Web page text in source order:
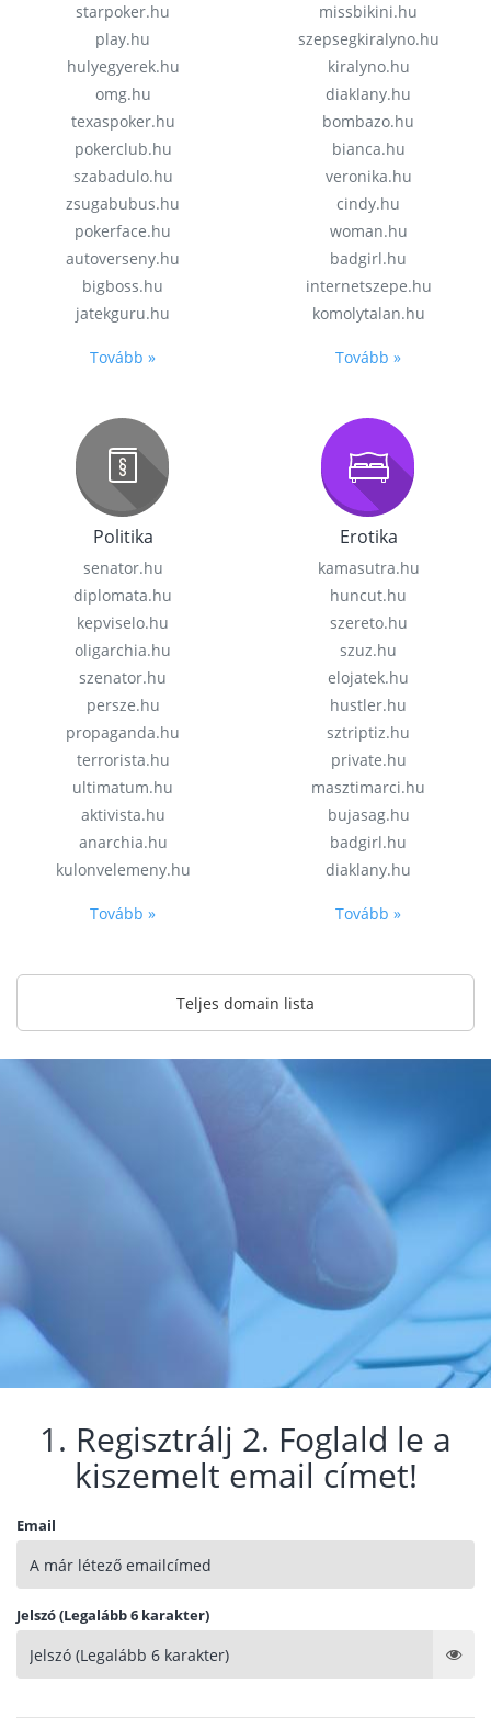
starpoker.hu
play.hu
hulyegyerek.hu
omg.hu
texaspoker.hu
pokerclub.hu
szabadulo.hu
zsugabubus.hu
pokerface.hu
autoverseny.hu
bigboss.hu
jatekguru.hu
Tovább »
missbikini.hu
szepsegkiralyno.hu
kiralyno.hu
diaklany.hu
bombazo.hu
bianca.hu
veronika.hu
cindy.hu
woman.hu
badgirl.hu
internetszepe.hu
komolytalan.hu
Tovább »
Politika
senator.hu
diplomata.hu
kepviselo.hu
oligarchia.hu
szenator.hu
persze.hu
propaganda.hu
terrorista.hu
ultimatum.hu
aktivista.hu
anarchia.hu
kulonvelemeny.hu
Tovább »
Erotika
kamasutra.hu
huncut.hu
szereto.hu
szuz.hu
elojatek.hu
hustler.hu
sztriptiz.hu
private.hu
masztimarci.hu
bujasag.hu
badgirl.hu
diaklany.hu
Tovább »
Teljes domain lista
1. Regisztrálj 2. Foglald le a
kiszemelt email címet!
Email
Jelszó (Legalább 6 karakter)